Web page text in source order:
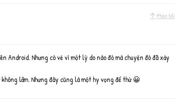
Phản hồi
Android. Nhưng có vẻ vì một lý do nào đó mà chuyện đó đã xảy
lầm. Nhưng đây cũng là một hy vọng để thử 😀